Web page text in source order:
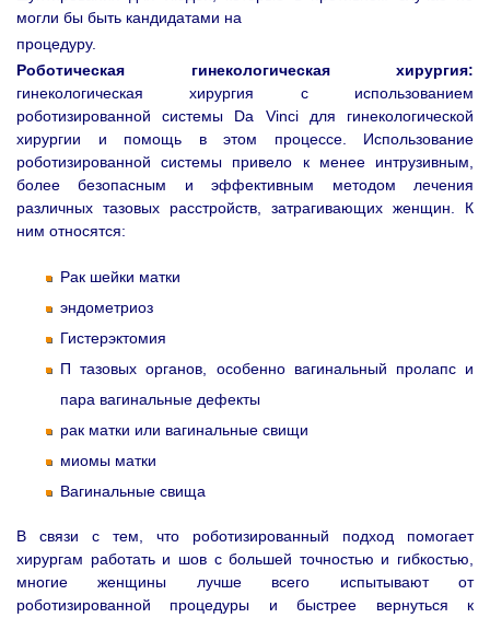
могли бы быть кандидатами на
процедуру.
Роботическая гинекологическая хирургия:
гинекологическая хирургия с использованием
роботизированной системы Da Vinci для гинекологической
хирургии и помощь в этом процессе. Использование
роботизированной системы привело к менее интрузивным,
более безопасным и эффективным методом лечения
различных тазовых расстройств, затрагивающих женщин. К
ним относятся:
Рак шейки матки
эндометриоз
Гистерэктомия
П тазовых органов, особенно вагинальный пролапс и
пара вагинальные дефекты
рак матки или вагинальные свищи
миомы матки
Вагинальные свища
В связи с тем, что роботизированный подход помогает
хирургам работать и шов с большей точностью и гибкостью,
многие женщины лучше всего испытывают от
роботизированной процедуры и быстрее вернуться к